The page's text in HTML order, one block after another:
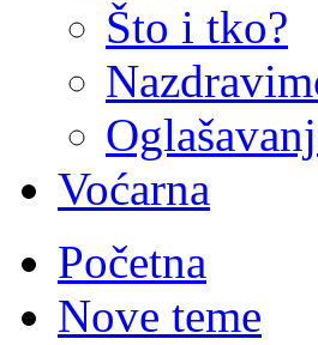
Što i tko?
Voćarna
Početna
Nove teme